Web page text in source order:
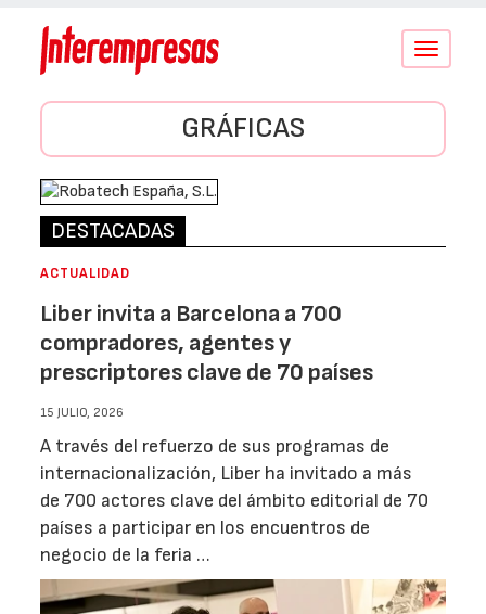
Conmutar
GRÁFICAS
DESTACADAS
ACTUALIDAD
Liber invita a Barcelona a 700
compradores, agentes y
prescriptores clave de 70 países
15 JULIO, 2026
A través del refuerzo de sus programas de
internacionalización, Liber ha invitado a más
de 700 actores clave del ámbito editorial de 70
países a participar en los encuentros de
negocio de la feria …